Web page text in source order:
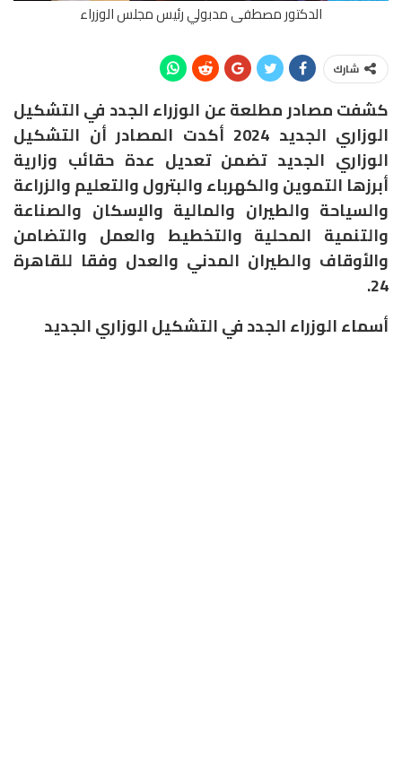
الدكتور مصطفى مدبولي رئيس مجلس الوزراء
شارك
كشفت مصادر مطلعة عن الوزراء الجدد في التشكيل
الوزاري الجديد 2024 أكدت المصادر أن التشكيل
الوزاري الجديد تضمن تعديل عدة حقائب وزارية
أبرزها التموين والكهرباء والبترول والتعليم والزراعة
والسياحة والطيران والمالية والإسكان والصناعة
والتنمية المحلية والتخطيط والعمل والتضامن
والأوقاف والطيران المدني والعدل وفقا للقاهرة
24.
أسماء الوزراء الجدد في التشكيل الوزاري الجديد